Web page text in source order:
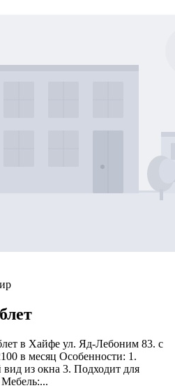
в Хайфе ул. Яд-Лебоним 83. с
в месяц Особенности: 1.
из окна 3. Подходит для